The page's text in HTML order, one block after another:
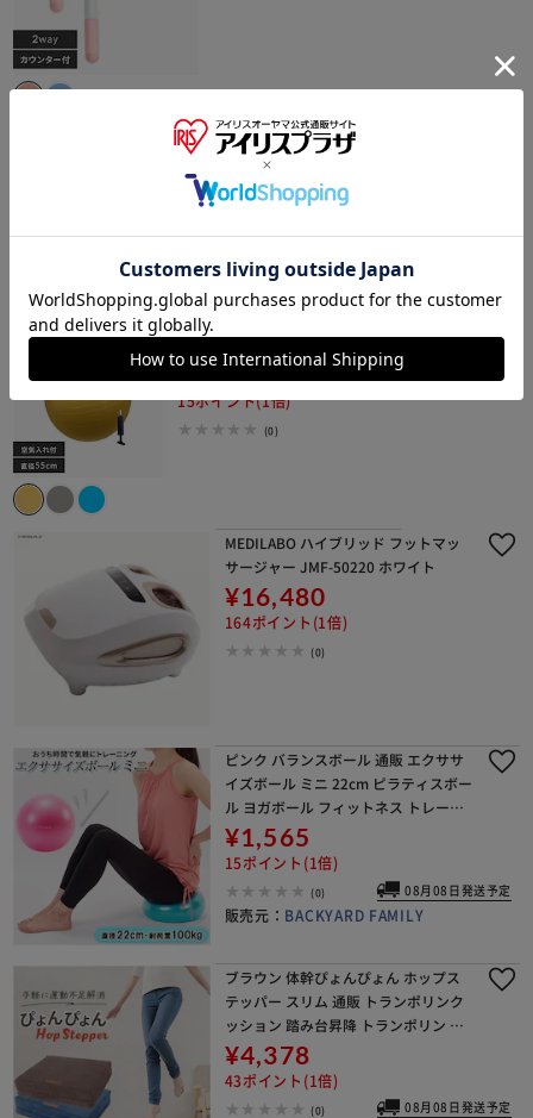
バランスボール65cm
¥1,550
15ポイント(1倍)
バランスボール55cm
¥1,500
15ポイント(1倍)
(0)
MEDILABO ハイブリッド フットマッ
サージャー JMF-50220 ホワイト
¥16,480
164ポイント(1倍)
(0)
ピンク バランスボール 通販 エクササ
イズボール ミニ 22cm ピラティスボー
ル ヨガボール フィットネス トレーニ
ング ブランド tone トーン グリーン
ピンク 4589594851978 4
¥1,565
15ポイント(1倍)
(0) 08月08日発送予定
販売元： BACKYARD FAMILY
ブラウン 体幹ぴょんぴょん ホップス
テッパー スリム 通販 トランポリンク
ッション 踏み台昇降 トランポリン ク
ッション オットマン エクササイズ フ
ィットネス トレーニング 運動 ジャン
¥4,378
43ポイント(1倍)
(0) 08月08日発送予定